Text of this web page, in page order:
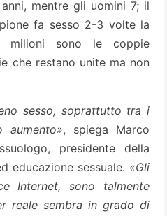
mentre gli uomini 7; il
fa sesso 2-3 volte la
milioni sono le coppie
che restano unite ma non
sesso, soprattutto tra i
, spiega Marco
presidente della
educazione sessuale. «Gli
Internet, sono talmente
reale sembra in grado di